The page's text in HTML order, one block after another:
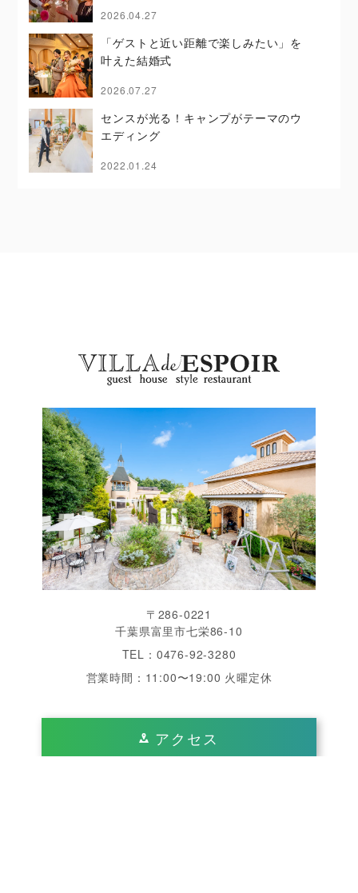
2026.04.27
「ゲストと近い距離で楽しみたい」を
叶えた結婚式
2026.07.27
センスが光る！キャンプがテーマのウ
エディング
2022.01.24
〒286-0221
千葉県富里市七栄86-10
TEL：0476-92-3280
営業時間：11:00〜19:00 火曜定休
アクセス